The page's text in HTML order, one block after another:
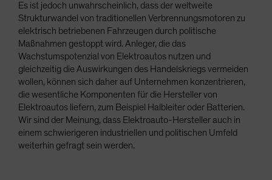
Es ist jedoch unwahrscheinlich, dass der weltweite
Strukturwandel von traditionellen Verbrennungsmotoren zu
elektrisch betriebenen Fahrzeugen durch politische
Maßnahmen gestoppt wird. Anleger, die das
Wachstumspotenzial von Elektroautos nutzen und
gleichzeitig die Auswirkungen des Handelskriegs vermeiden
wollen, können sich daher auf Unternehmen konzentrieren,
die wesentliche Komponenten für die Hersteller von
Elektroautos liefern, zum Beispiel Halbleiter oder Batterien.
Wir sind der Meinung, dass Elektroauto-Hersteller auch in
einem schwierigeren industriellen und politischen Umfeld
weiterhin gefragt sein werden.